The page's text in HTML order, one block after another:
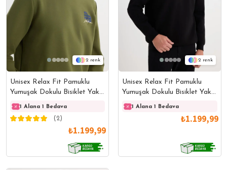
2
Unisex Relax Fit Pamuklu
Yumuşak Dokulu Bisiklet Yaka
İçi Polarlı Baskılı Yeşil
Sweatshirt
1 Alana 1 Bedava 1 Alana 1 Bedava
(2)
₺1.199,99
2
Unisex Relax Fit Pamuklu
Yumuşak Dokulu Bisiklet Yaka
İçi Polarlı Baskılı Siyah
Sweatshirt
1 Alana 1 Bedava
₺1.199,99